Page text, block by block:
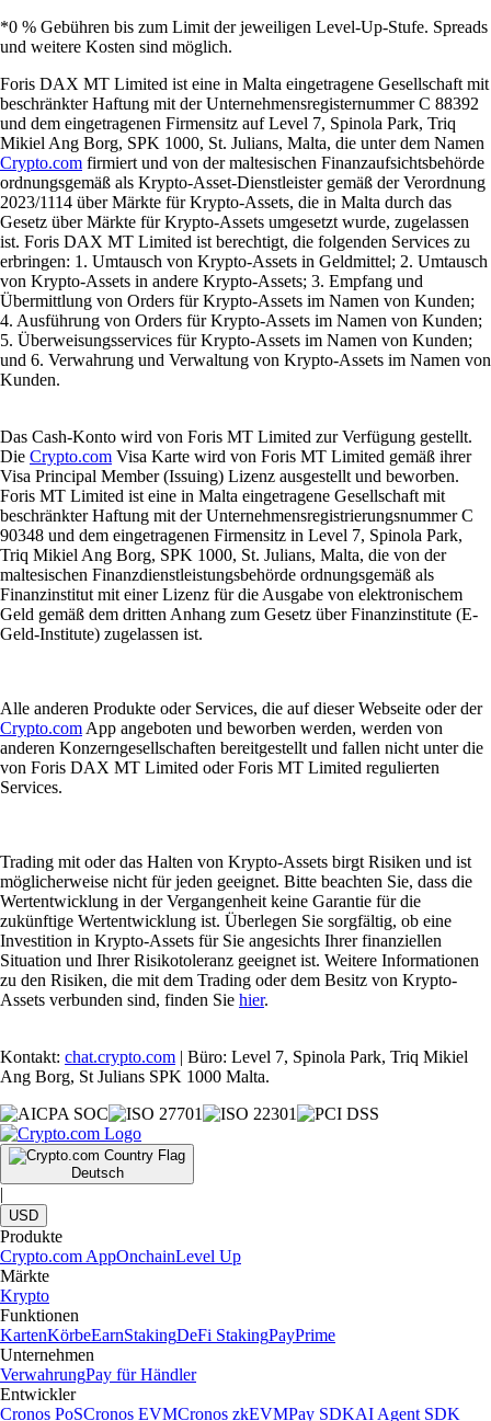
*0 % Gebühren bis zum Limit der jeweiligen Level-Up-Stufe. Spreads
und weitere Kosten sind möglich.
Foris DAX MT Limited ist eine in Malta eingetragene Gesellschaft mit
beschränkter Haftung mit der Unternehmensregisternummer C 88392
und dem eingetragenen Firmensitz auf Level 7, Spinola Park, Triq
Mikiel Ang Borg, SPK 1000, St. Julians, Malta, die unter dem Namen
Crypto.com firmiert und von der maltesischen Finanzaufsichtsbehörde
ordnungsgemäß als Krypto-Asset-Dienstleister gemäß der Verordnung
2023/1114 über Märkte für Krypto-Assets, die in Malta durch das
Gesetz über Märkte für Krypto-Assets umgesetzt wurde, zugelassen
ist. Foris DAX MT Limited ist berechtigt, die folgenden Services zu
erbringen: 1. Umtausch von Krypto-Assets in Geldmittel; 2. Umtausch
von Krypto-Assets in andere Krypto-Assets; 3. Empfang und
Übermittlung von Orders für Krypto-Assets im Namen von Kunden;
4. Ausführung von Orders für Krypto-Assets im Namen von Kunden;
5. Überweisungsservices für Krypto-Assets im Namen von Kunden;
und 6. Verwahrung und Verwaltung von Krypto-Assets im Namen von
Kunden.
Das Cash-Konto wird von Foris MT Limited zur Verfügung gestellt.
Die Crypto.com Visa Karte wird von Foris MT Limited gemäß ihrer
Visa Principal Member (Issuing) Lizenz ausgestellt und beworben.
Foris MT Limited ist eine in Malta eingetragene Gesellschaft mit
beschränkter Haftung mit der Unternehmensregistrierungsnummer C
90348 und dem eingetragenen Firmensitz in Level 7, Spinola Park,
Triq Mikiel Ang Borg, SPK 1000, St. Julians, Malta, die von der
maltesischen Finanzdienstleistungsbehörde ordnungsgemäß als
Finanzinstitut mit einer Lizenz für die Ausgabe von elektronischem
Geld gemäß dem dritten Anhang zum Gesetz über Finanzinstitute (E-
Geld-Institute) zugelassen ist.
Alle anderen Produkte oder Services, die auf dieser Webseite oder der
Crypto.com App angeboten und beworben werden, werden von
anderen Konzerngesellschaften bereitgestellt und fallen nicht unter die
von Foris DAX MT Limited oder Foris MT Limited regulierten
Services.
Trading mit oder das Halten von Krypto-Assets birgt Risiken und ist
möglicherweise nicht für jeden geeignet. Bitte beachten Sie, dass die
Wertentwicklung in der Vergangenheit keine Garantie für die
zukünftige Wertentwicklung ist. Überlegen Sie sorgfältig, ob eine
Investition in Krypto-Assets für Sie angesichts Ihrer finanziellen
Situation und Ihrer Risikotoleranz geeignet ist. Weitere Informationen
zu den Risiken, die mit dem Trading oder dem Besitz von Krypto-
Assets verbunden sind, finden Sie hier.
Kontakt: chat.crypto.com | Büro: Level 7, Spinola Park, Triq Mikiel
Ang Borg, St Julians SPK 1000 Malta.
Deutsch
|
USD
Produkte
Crypto.com AppOnchainLevel Up
Märkte
Krypto
Funktionen
KartenKörbeEarnStakingDeFi StakingPayPrime
Unternehmen
VerwahrungPay für Händler
Entwickler
Cronos PoSCronos EVMCronos zkEVMPay SDKAI Agent SDK